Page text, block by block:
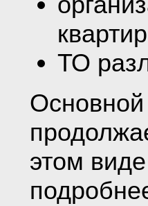
ТО
этом